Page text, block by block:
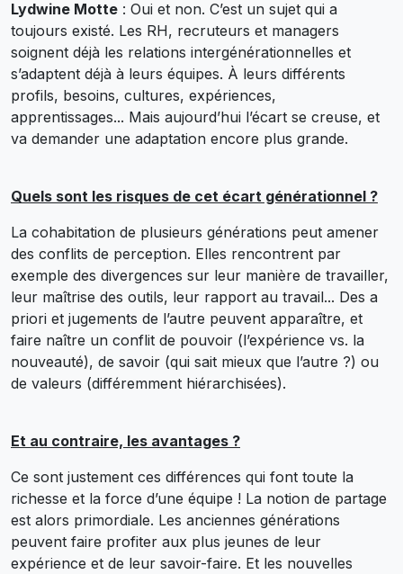
Lydwine Motte : Oui et non. C’est un sujet qui a
toujours existé. Les RH, recruteurs et managers
soignent déjà les relations intergénérationnelles et
s’adaptent déjà à leurs équipes. À leurs différents
profils, besoins, cultures, expériences,
apprentissages... Mais aujourd’hui l’écart se creuse, et
va demander une adaptation encore plus grande.
Quels sont les risques de cet écart générationnel ?
La cohabitation de plusieurs générations peut amener
des conflits de perception. Elles rencontrent par
exemple des divergences sur leur manière de travailler,
leur maîtrise des outils, leur rapport au travail... Des a
priori et jugements de l’autre peuvent apparaître, et
faire naître un conflit de pouvoir (l’expérience vs. la
nouveauté), de savoir (qui sait mieux que l’autre ?) ou
de valeurs (différemment hiérarchisées).
Et au contraire, les avantages ?
Ce sont justement ces différences qui font toute la
richesse et la force d’une équipe ! La notion de partage
est alors primordiale. Les anciennes générations
peuvent faire profiter aux plus jeunes de leur
expérience et de leur savoir-faire. Et les nouvelles